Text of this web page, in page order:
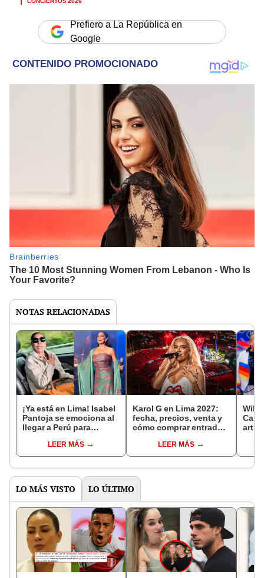
Prefiero a La República en
Google
NOTAS RELACIONADAS
¡Ya está en Lima! Isabel
Pantoja se emociona al
llegar a Perú para
carrera artística: “Los
quiero con el alma”
LEER MÁS
Karol G en Lima 2027:
fecha, precios, venta y
cómo comprar entradas
‘Viajando por el mundo
Tropitour’
LEER MÁS
LO MÁS VISTO LO ÚLTIMO